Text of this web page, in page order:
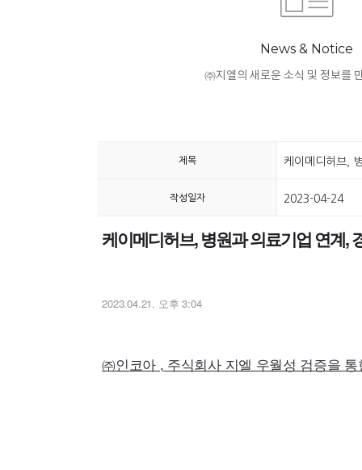
News & Notice
㈜지엘의 새로운 소식 및 정보를
제목 케이메디허브,
작성일자 2023-04-24
케이메디허브, 병원과 의료기업 연계,
2023.04.21. 오후 3:04
㈜인코아 , 주식회사 지엘 우월성 검증을